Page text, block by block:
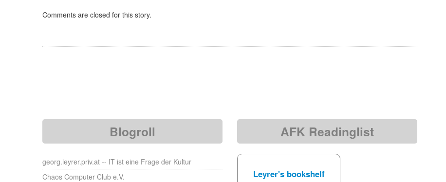
Comments are closed for this story.
Blogroll
georg.leyrer.priv.at -- IT ist eine Frage der Kultur
Chaos Computer Club e.V.
AFK Readinglist
Leyrer's bookshelf